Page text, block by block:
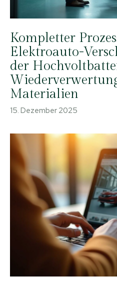
Kompletter
Elektroauto-
der
Materialien
15. Dezember 2025